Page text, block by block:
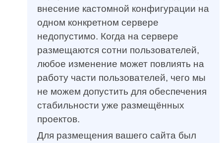
внесение кастомной конфигурации на
одном конкретном сервере
недопустимо. Когда на сервере
размещаются сотни пользователей,
любое изменение может повлиять на
работу части пользователей, чего мы
не можем допустить для обеспечения
стабильности уже размещённых
проектов.
Для размещения вашего сайта был